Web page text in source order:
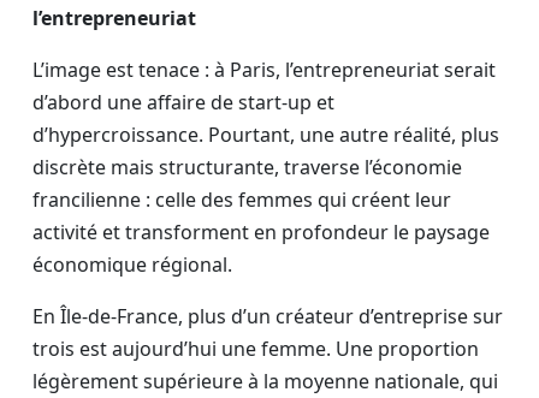
l’entrepreneuriat
L’image est tenace : à Paris, l’entrepreneuriat serait
d’abord une affaire de start-up et
d’hypercroissance. Pourtant, une autre réalité, plus
discrète mais structurante, traverse l’économie
francilienne : celle des femmes qui créent leur
activité et transforment en profondeur le paysage
économique régional.
En Île-de-France, plus d’un créateur d’entreprise sur
trois est aujourd’hui une femme. Une proportion
légèrement supérieure à la moyenne nationale, qui